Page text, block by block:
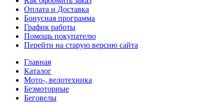
Оплата и Доставка
Бонусная программа
График работы
Помощь покупателю
Перейти на старую версию сайта
Главная
Каталог
Мото-, велотехника
Безмоторные
Беговелы